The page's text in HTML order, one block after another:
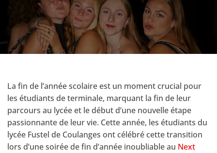
La fin de l’année scolaire est un moment crucial pour
les étudiants de terminale, marquant la fin de leur
parcours au lycée et le début d’une nouvelle étape
passionnante de leur vie. Cette année, les étudiants du
lycée Fustel de Coulanges ont célébré cette transition
lors d’une soirée de fin d’année inoubliable au Next